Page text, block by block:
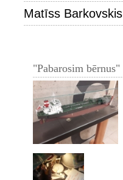
Matīss
"Pabarosim